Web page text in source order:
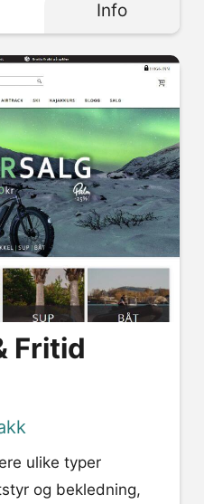
Info
Fritid
ulike typer
og bekledning,